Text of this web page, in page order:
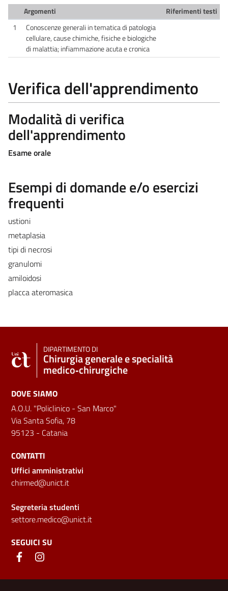
Argomenti
Riferimenti testi
1
Conoscenze generali in tematica di patologia
cellulare, cause chimiche, fisiche e biologiche
di malattia; infiammazione acuta e cronica
Verifica dell'apprendimento
Modalità di verifica
dell'apprendimento
Esame orale
Esempi di domande e/o esercizi
frequenti
ustioni
metaplasia
tipi di necrosi
granulomi
amiloidosi
placca ateromasica
DIPARTIMENTO DI
Chirurgia generale e specialità
medico‑chirurgiche
DOVE SIAMO
A.O.U. "Policlinico - San Marco"
Via Santa Sofia, 78
95123 - Catania
CONTATTI
Uffici amministrativi
chirmed@unict.it
Segreteria studenti
settore.medico@unict.it
SEGUICI SU
Link e informazioni utili